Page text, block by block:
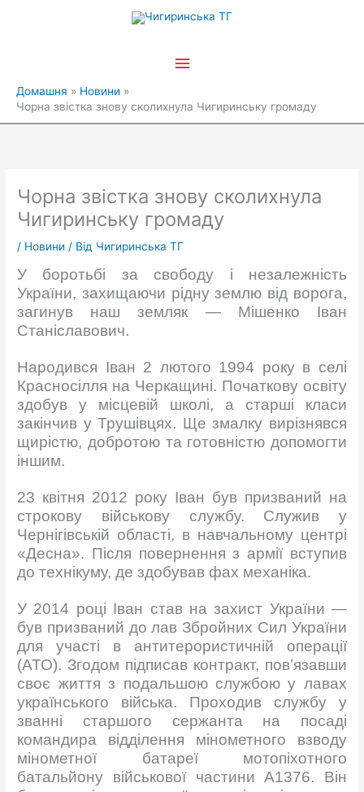
Головне
Домашня
Новини
Чорна звістка знову сколихнула Чигиринську громаду
Чорна звістка знову сколихнула
Чигиринську громаду
/ Новини / Від Чигиринська ТГ
У боротьбі за свободу і незалежність
України, захищаючи рідну землю від ворога,
загинув наш земляк — Мішенко Іван
Станіславович.
Народився Іван 2 лютого 1994 року в селі
Красносілля на Черкащині. Початкову освіту
здобув у місцевій школі, а старші класи
закінчив у Трушівцях. Ще змалку вирізнявся
щирістю, добротою та готовністю допомогти
іншим.
23 квітня 2012 року Іван був призваний на
строкову військову службу. Служив у
Чернігівській області, в навчальному центрі
«Десна». Після повернення з армії вступив
до технікуму, де здобував фах механіка.
У 2014 році Іван став на захист України —
був призваний до лав Збройних Сил України
для участі в антитерористичній операції
(АТО). Згодом підписав контракт, пов’язавши
своє життя з подальшою службою у лавах
українського війська. Проходив службу у
званні старшого сержанта на посаді
командира відділення мінометного взводу
мінометної батареї мотопіхотного
батальйону військової частини А1376. Він